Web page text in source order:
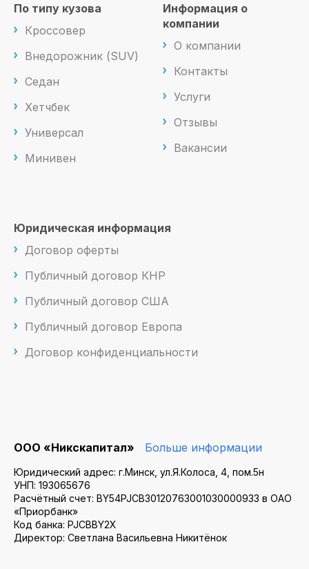
По типу кузова
Кроссовер
Внедорожник (SUV)
Седан
Хетчбек
Универсал
Минивен
Информация о
компании
О компании
Контакты
Услуги
Отзывы
Вакансии
Юридическая информация
Договор оферты
Публичный договор КНР
Публичный договор США
Публичный договор Европа
Договор конфиденциальности
ООО «Никскапитал» Больше информации
Юридический адрес: г.Минск, ул.Я.Колоса, 4, пом.5н
УНП: 193065676
Расчётный счет: BY54PJCB30120763001030000933 в ОАО
«Приорбанк»
Код банка: PJCBBY2X
Директор: Светлана Васильевна Никитёнок